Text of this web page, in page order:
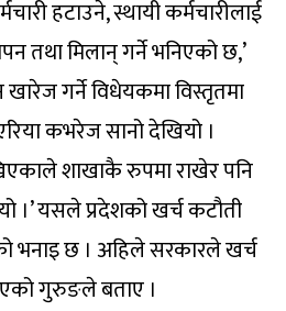
हटाउने, स्थायी कर्मचारीलाई
तथा मिलान् गर्ने भनिएको छ,’
गर्ने विधेयकमा विस्तृतमा
कभरेज सानो देखियो ।
शाखाकै रुपमा राखेर पनि
।’ यसले प्रदेशको खर्च कटौती
भनाइ छ । अहिले सरकारले खर्च
गुरुङले बताए ।